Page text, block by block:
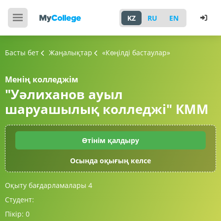
KZ RU EN
Басты бет Жаңалықтар «Көңілді бастаулар»
Менің колледжім
"Уәлиханов ауыл
шаруашылық колледжі" КММ
Өтінім қалдыру
Осында оқығың келсе
Оқыту бағдарламалары 4
Студент:
Пікір: 0